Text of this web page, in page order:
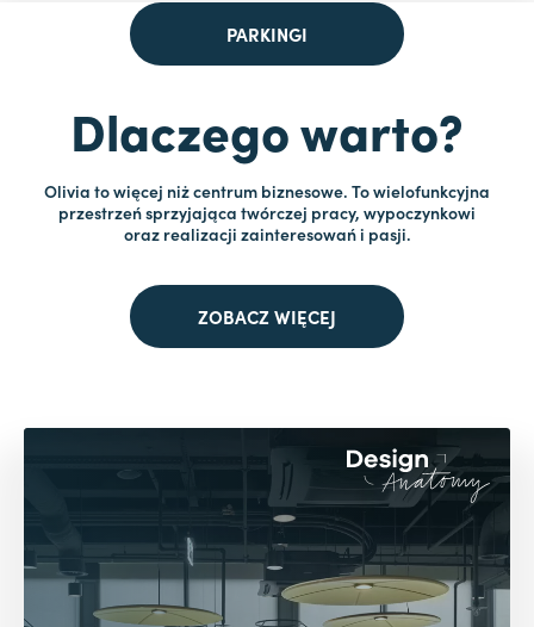
PARKINGI
Dlaczego warto?
Olivia to więcej niż centrum biznesowe. To wielofunkcyjna
przestrzeń sprzyjająca twórczej pracy, wypoczynkowi
oraz realizacji zainteresowań i pasji.
ZOBACZ WIĘCEJ